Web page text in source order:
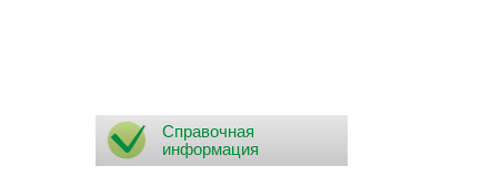
Справочная
информация